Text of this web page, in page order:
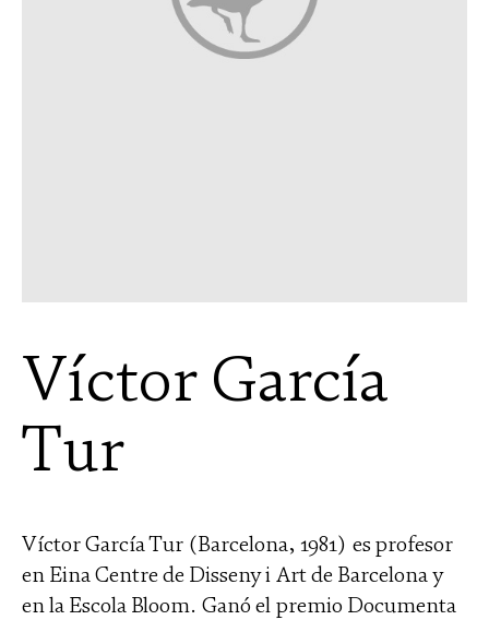
Víctor García
Tur
Víctor García Tur (Barcelona, 1981) es profesor
en Eina Centre de Disseny i Art de Barcelona y
en la Escola Bloom. Ganó el premio Documenta